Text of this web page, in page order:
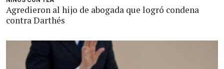
Agredieron al hijo de abogada que logró condena
contra Darthés